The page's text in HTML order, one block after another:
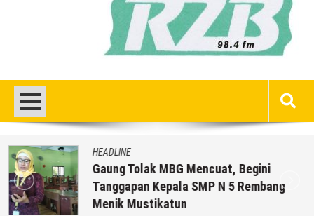
HEADLINE
Gaung Tolak MBG Mencuat, Begini
Tanggapan Kepala SMP N 5 Rembang
Menik Mustikatun